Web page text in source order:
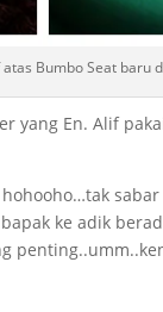
atas Bumbo Seat baru
yang En. Alif
ke adik